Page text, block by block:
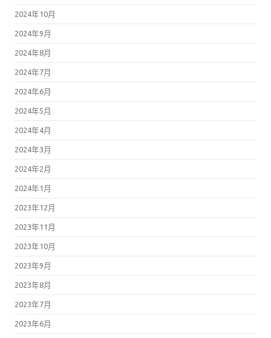
2024年10月
2024年9月
2024年8月
2024年7月
2024年6月
2024年5月
2024年4月
2024年3月
2024年2月
2024年1月
2023年12月
2023年11月
2023年10月
2023年9月
2023年8月
2023年7月
2023年6月